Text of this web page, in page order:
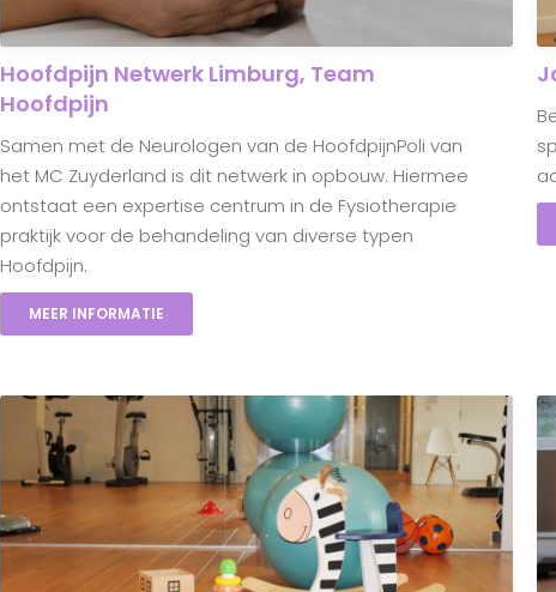
Hoofdpijn Netwerk Limburg, Team
Hoofdpijn
Samen met de Neurologen van de HoofdpijnPoli van
het MC Zuyderland is dit netwerk in opbouw. Hiermee
ontstaat een expertise centrum in de Fysiotherapie
praktijk voor de behandeling van diverse typen
Hoofdpijn.
MEER INFORMATIE